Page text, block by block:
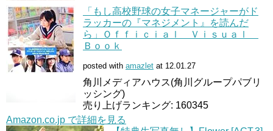
「もし高校野球の女子マネージャーがド
ラッカーの『マネジメント』を読んだ
ら」Ｏｆｆｉｃｉａｌ Ｖｉｓｕａｌ
Ｂｏｏｋ
posted with amazlet at 12.01.27
角川メディアハウス(角川グループパブリ
ッシング)
売り上げランキング: 160345
Amazon.co.jp で詳細を見る